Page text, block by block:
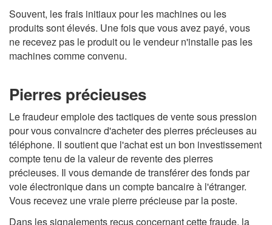
Souvent, les frais initiaux pour les machines ou les
produits sont élevés. Une fois que vous avez payé, vous
ne recevez pas le produit ou le vendeur n'installe pas les
machines comme convenu.
Pierres précieuses
Le fraudeur emploie des tactiques de vente sous pression
pour vous convaincre d'acheter des pierres précieuses au
téléphone. Il soutient que l'achat est un bon investissement
compte tenu de la valeur de revente des pierres
précieuses. Il vous demande de transférer des fonds par
voie électronique dans un compte bancaire à l'étranger.
Vous recevez une vraie pierre précieuse par la poste.
Dans les signalements reçus concernant cette fraude, la